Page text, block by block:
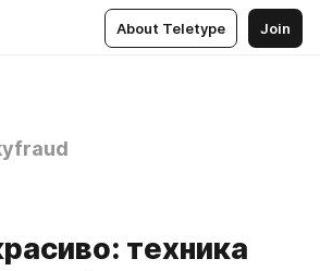
About Teletype Join
техника